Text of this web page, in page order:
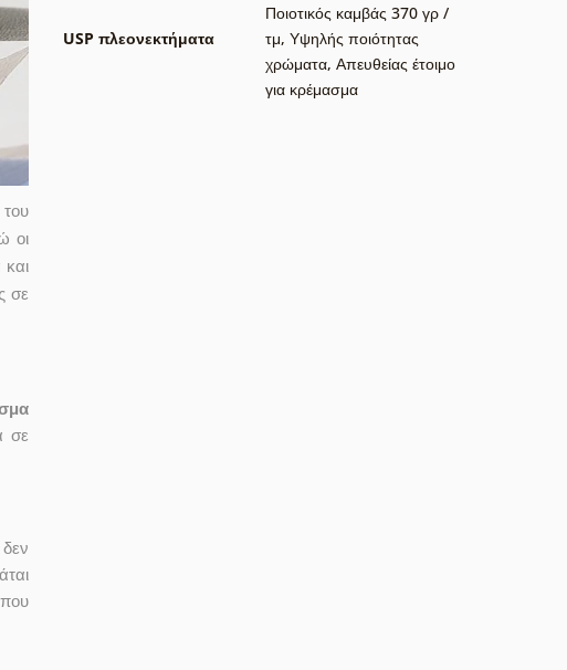
οι
σε
σε
USP πλεονεκτήματα
Ποιοτικός καμβάς 370 γρ /
τμ, Υψηλής ποιότητας
χρώματα, Απευθείας έτοιμο
για κρέμασμα